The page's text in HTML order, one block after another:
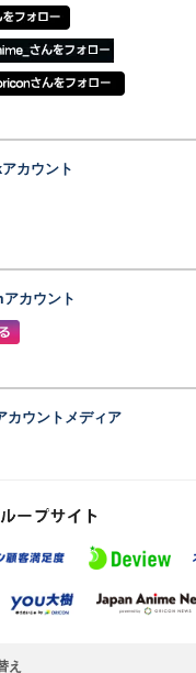
カウント
カウント
カウントメディア
え